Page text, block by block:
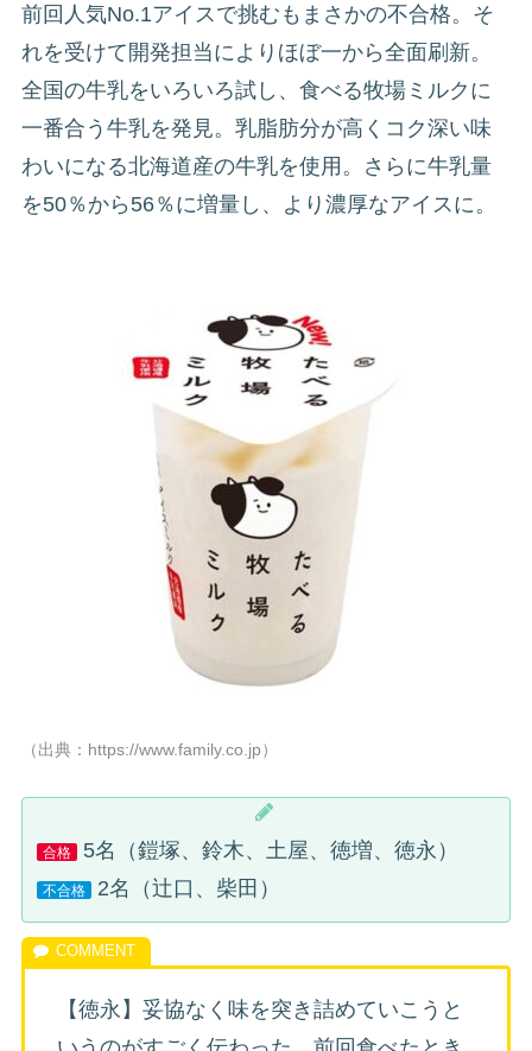
前回人気No.1アイスで挑むもまさかの不合格。そ
れを受けて開発担当によりほぼ一から全面刷新。
全国の牛乳をいろいろ試し、食べる牧場ミルクに
一番合う牛乳を発見。乳脂肪分が高くコク深い味
わいになる北海道産の牛乳を使用。さらに牛乳量
を50％から56％に増量し、より濃厚なアイスに。
（出典：https://www.family.co.jp）
合格 5名（鎧塚、鈴木、土屋、徳増、徳永）
不合格 2名（辻口、柴田）
【徳永】妥協なく味を突き詰めていこうと